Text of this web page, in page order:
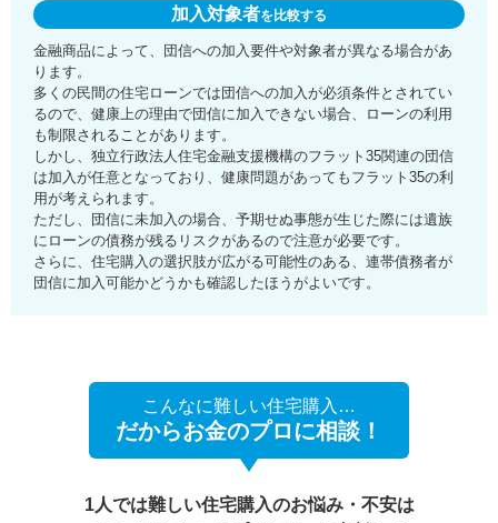
加入対象者を比較する
金融商品によって、団信への加入要件や対象者が異なる場合があ
ります。
多くの民間の住宅ローンでは団信への加入が必須条件とされてい
るので、健康上の理由で団信に加入できない場合、ローンの利用
も制限されることがあります。
しかし、独立行政法人住宅金融支援機構のフラット35関連の団信
は加入が任意となっており、健康問題があってもフラット35の利
用が考えられます。
ただし、団信に未加入の場合、予期せぬ事態が生じた際には遺族
にローンの債務が残るリスクがあるので注意が必要です。
さらに、住宅購入の選択肢が広がる可能性のある、連帯債務者が
団信に加入可能かどうかも確認したほうがよいです。
こんなに難しい住宅購入…
だからお金のプロに相談！
1人では難しい住宅購入のお悩み・不安は